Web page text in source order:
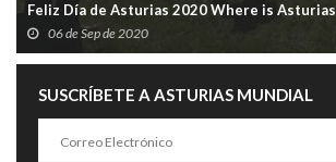
Feliz Día de Asturias 2020 Where is Asturias
06 de Sep de 2020
SUSCRÍBETE A ASTURIAS MUNDIAL